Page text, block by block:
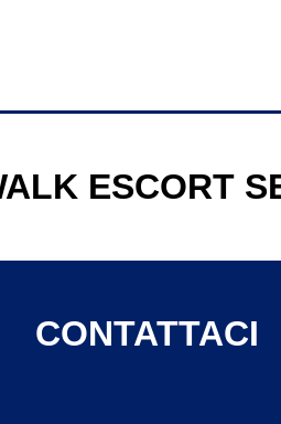
ESCORT
CONTATTACI